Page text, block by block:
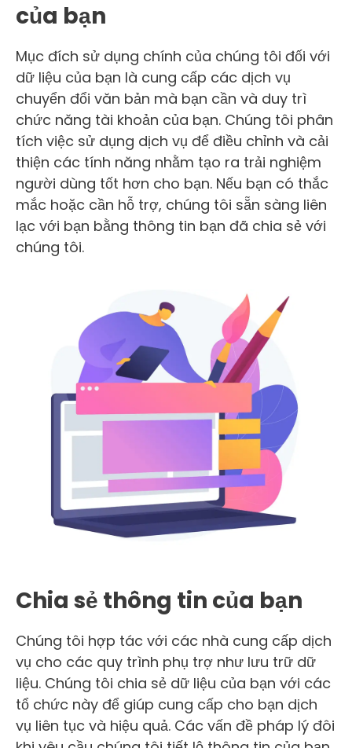
của bạn
Mục đích sử dụng chính của chúng tôi đối với
dữ liệu của bạn là cung cấp các dịch vụ
chuyển đổi văn bản mà bạn cần và duy trì
chức năng tài khoản của bạn. Chúng tôi phân
tích việc sử dụng dịch vụ để điều chỉnh và cải
thiện các tính năng nhằm tạo ra trải nghiệm
người dùng tốt hơn cho bạn. Nếu bạn có thắc
mắc hoặc cần hỗ trợ, chúng tôi sẵn sàng liên
lạc với bạn bằng thông tin bạn đã chia sẻ với
chúng tôi.
Chia sẻ thông tin của bạn
Chúng tôi hợp tác với các nhà cung cấp dịch
vụ cho các quy trình phụ trợ như lưu trữ dữ
liệu. Chúng tôi chia sẻ dữ liệu của bạn với các
tổ chức này để giúp cung cấp cho bạn dịch
vụ liên tục và hiệu quả. Các vấn đề pháp lý đôi